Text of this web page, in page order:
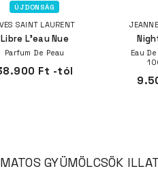
ÚJDONSÁG
SAINT LAURENT
Libre L'eau Nue
Parfum De Peau
Ft -tól
Eau
GYÜMÖLCSÖK